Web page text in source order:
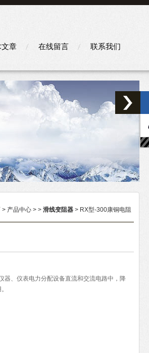
章 在线留言 联系我们
> 产品中心 > > 滑线变阻器 > RX型-300康铜电阻
器、仪表电力分配设备直流和交流电路中，降